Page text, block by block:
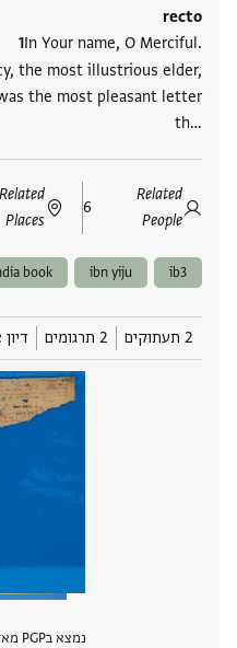
recto
In Your name, O Merciful.
the most illustrious elder,
the most pleasant letter
th‮…
Related
People
6
Related
Places
ib3
ibn yiju
book
2 תעתוקים 2 תרגומים
נמצא בPGP מאז